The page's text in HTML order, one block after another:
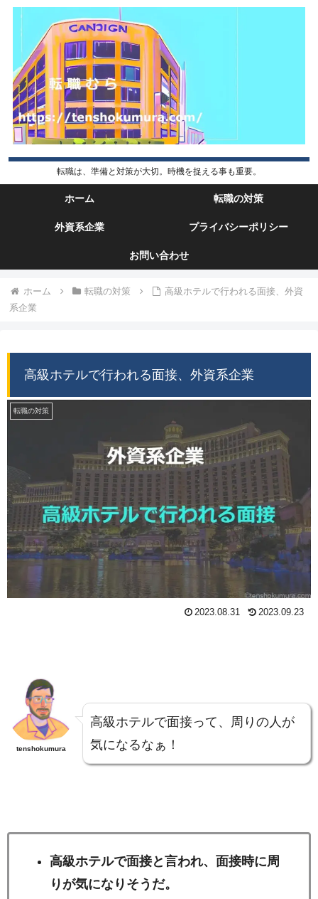
転職は、準備と対策が大切。時機を捉える事も重要。
ホーム 転職の対策
外資系企業 プライバシーポリシー
お問い合わせ
ホーム 転職の対策
高級ホテルで行われる面接、外資
系企業
高級ホテルで行われる面接、外資系企業
転職の対策
2023.08.31 2023.09.23
tenshokumura
高級ホテルで面接って、周りの人が
気になるなぁ！
高級ホテルで面接と言われ、面接時に周
りが気になりそうだ。